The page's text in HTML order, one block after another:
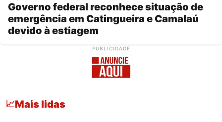
Governo federal reconhece situação de
emergência em Catingueira e Camalaú
devido à estiagem
PUBLICIDADE
📈Mais lidas